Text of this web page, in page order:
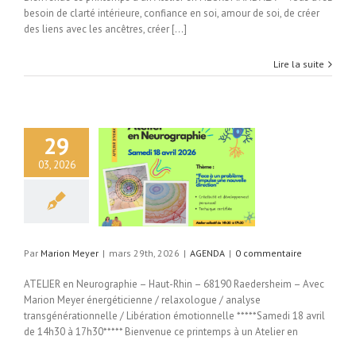
besoin de clarté intérieure, confiance en soi, amour de soi, de créer
des liens avec les ancêtres, créer [...]
Lire la suite
29
03, 2026
Par Marion Meyer | mars 29th, 2026 | AGENDA | 0 commentaire
ATELIER en Neurographie – Haut-Rhin – 68190 Raedersheim – Avec
Marion Meyer énergéticienne / relaxologue / analyse
transgénérationnelle / Libération émotionnelle *****Samedi 18 avril
de 14h30 à 17h30***** Bienvenue ce printemps à un Atelier en